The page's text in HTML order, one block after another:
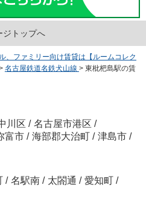
ジトップへ
、ファミリー向け賃貸は【ルームコレク
名古屋鉄道名鉄犬山線 > 東枇杷島駅の賃
川区 / 名古屋市港区 /
富市 / 海部郡大治町 / 津島市 /
/ 名駅南 / 太閤通 / 愛知町 /